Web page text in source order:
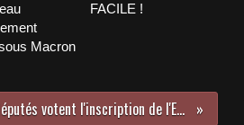
Macron
FACILE !
Les députés votent l'inscription de l'Etat d'urgence dans la Constitution...400 députés absents